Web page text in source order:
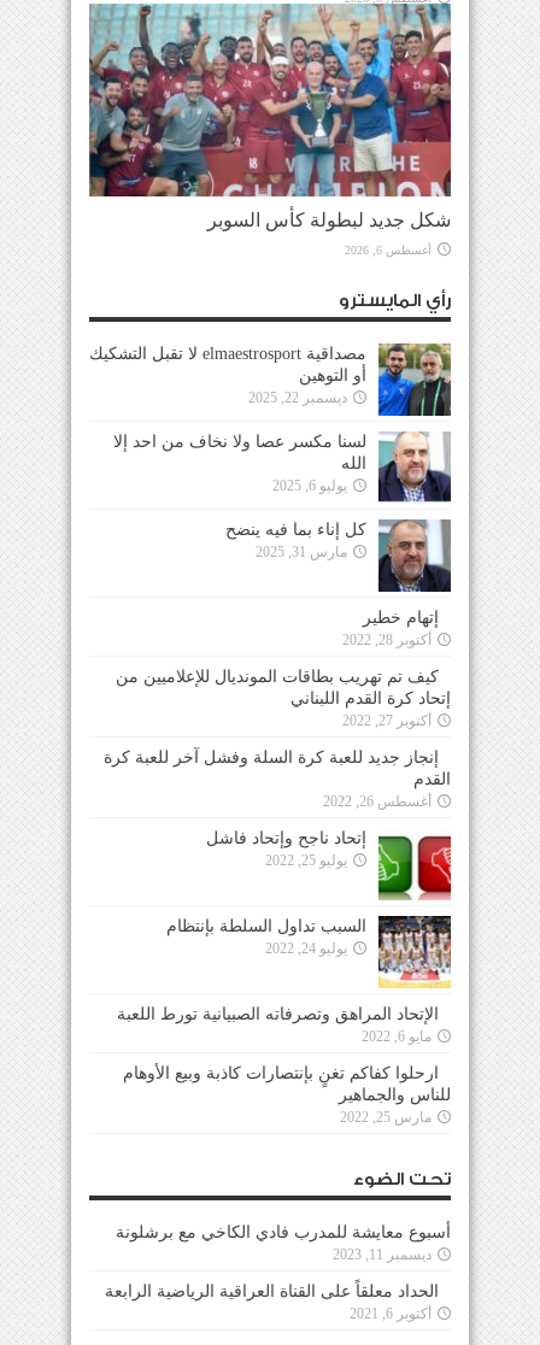
شكل جديد لبطولة كأس السوبر
أغسطس 6, 2026
رأي المايسترو
مصداقية elmaestrosport لا تقبل التشكيك
أو التوهين
ديسمبر 22, 2025
لسنا مكسر عصا ولا نخاف من احد إلا
الله
يوليو 6, 2025
كل إناء بما فيه ينضح
مارس 31, 2025
إتهام خطير
أكتوبر 28, 2022
كيف تم تهريب بطاقات المونديال للإعلاميين من
إتحاد كرة القدم اللبناني
أكتوبر 27, 2022
إنجاز جديد للعبة كرة السلة وفشل آخر للعبة كرة
القدم
أغسطس 26, 2022
إتحاد ناجح وإتحاد فاشل
يوليو 25, 2022
السبب تداول السلطة بإنتظام
يوليو 24, 2022
الإتحاد المراهق وتصرفاته الصبيانية تورط اللعبة
مايو 6, 2022
ارحلوا كفاكم تغنٍ بإنتصارات كاذبة وبيع الأوهام
للناس والجماهير
مارس 25, 2022
تحت الضوء
أسبوع معايشة للمدرب فادي الكاخي مع برشلونة
ديسمبر 11, 2023
الحداد معلقاً على القناة العراقية الرياضية الرابعة
أكتوبر 6, 2021